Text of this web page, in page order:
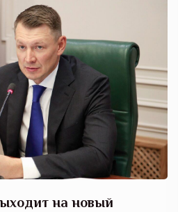
на новый